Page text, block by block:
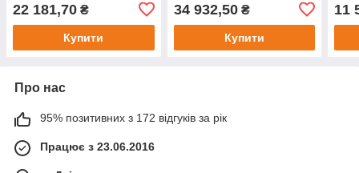
22 181,70 ₴
Купити
34 932,50₴
Купити
11
Про нас
95% позитивних з 172 відгуків за рік
Працює з 23.06.2016